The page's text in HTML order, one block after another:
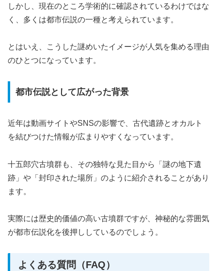
しかし、現在のところ学術的に確認されているわけではな
く、多くは都市伝説の一種と考えられています。
とはいえ、こうした謎めいたイメージが人気を集める理由
のひとつになっています。
都市伝説として広がった背景
近年は動画サイトやSNSの影響で、古代遺跡とオカルト
を結びつけた情報が広まりやすくなっています。
十五郎穴古墳群も、その独特な見た目から「謎の地下遺
跡」や「封印された場所」のように紹介されることがあり
ます。
実際には歴史的価値の高い古墳群ですが、神秘的な雰囲気
が都市伝説化を後押ししているのでしょう。
よくある質問（FAQ）